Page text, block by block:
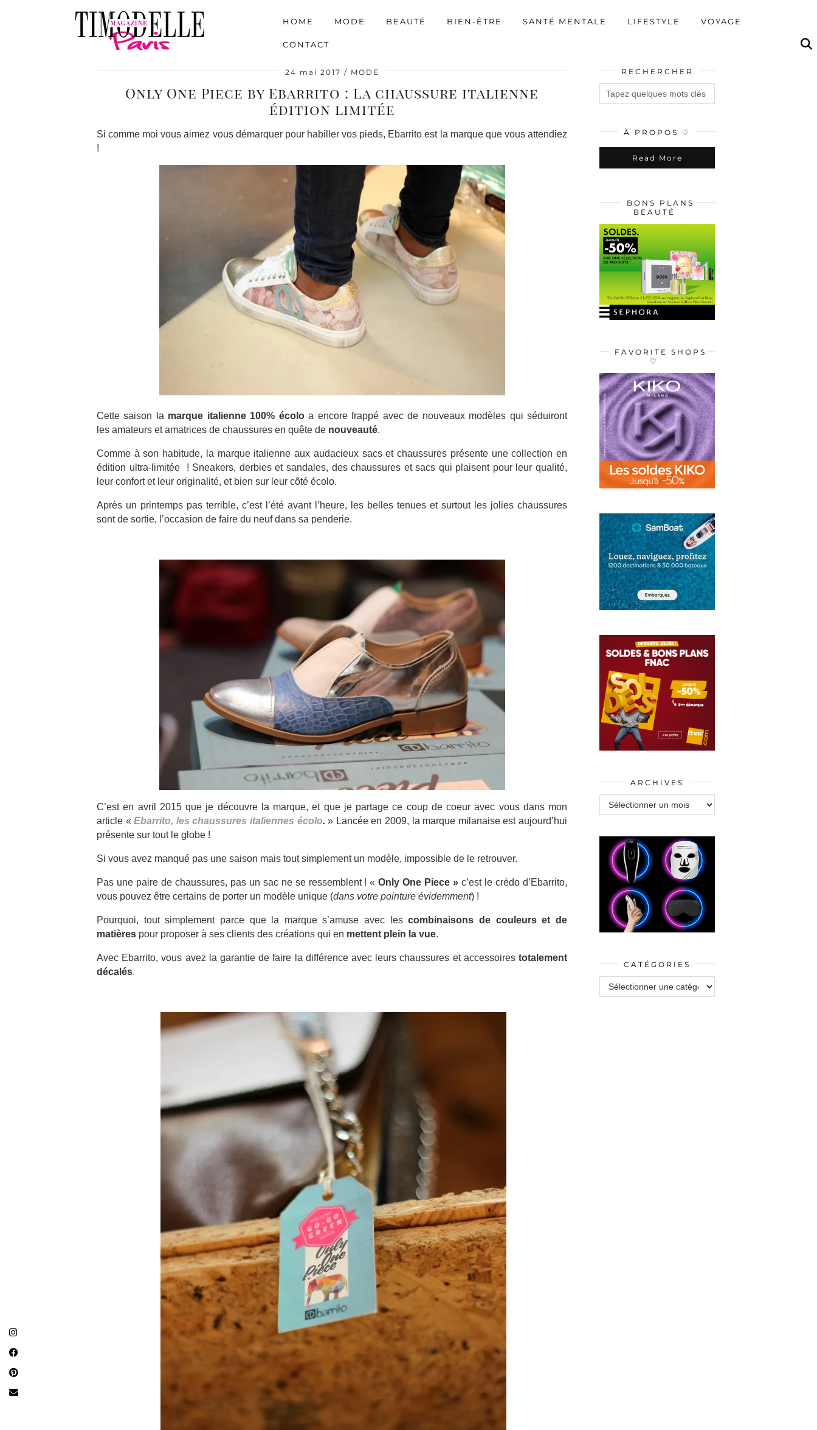
HOME MODE BEAUTÉ BIEN-ÊTRE SANTÉ MENTALE LIFESTYLE VOYAGE
CONTACT
24 mai 2017 MODE
Only One Piece by Ebarrito : La chaussure italienne
édition limitée
Si comme moi vous aimez vous démarquer pour habiller vos pieds, Ebarrito est la marque que vous attendiez
!
Cette saison la marque italienne 100% écoloa encore frappé avec de nouveaux modèles qui séduiront
les amateurs et amatrices de chaussures en quête de nouveauté.
Comme à son habitude, la marque italienne aux audacieux sacs et chaussures présente une collection en
édition ultra-limitée ! Sneakers, derbies et sandales, des chaussures et sacs qui plaisent pour leur qualité,
leur confort et leur originalité, et bien sur leur côté écolo.
Après un printemps pas terrible, c’est l’été avant l’heure, les belles tenues et surtout les jolies chaussures
sont de sortie, l’occasion de faire du neuf dans sa penderie.
C’est en avril 2015 que je découvre la marque, et que je partage ce coup de coeur avec vous dans mon
article «Ebarrito, les chaussures italiennes écolo. » Lancée en 2009, la marque milanaise est aujourd’hui
présente sur tout le globe !
Si vous avez manqué pas une saison mais tout simplement un modèle, impossible de le retrouver.
Pas une paire de chaussures, pas un sac ne se ressemblent ! «Only One Piece » c’est le crédo d’Ebarrito,
vous pouvez être certains de porter un modèle unique (dans votre pointure évidemment) !
Pourquoi, tout simplement parce que la marque s’amuse avec lescombinaisons de couleurs et de
matières pour proposer à ses clients des créations qui en mettent plein la vue.
Avec Ebarrito, vous avez la garantie de faire la différence avec leurs chaussures et accessoires totalement
décalés.
RECHERCHER
À PROPOS ♡
Read More
BONS PLANS
BEAUTÉ
FAVORITE SHOPS
♡
ARCHIVES
Archives
CATÉGORIES
Catégories